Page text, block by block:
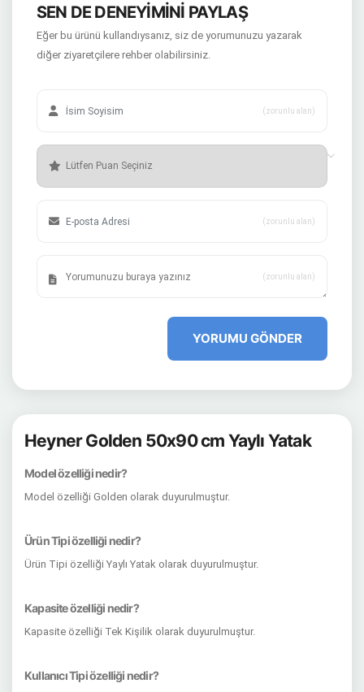
SEN DE DENEYİMİNİ PAYLAŞ
Eğer bu ürünü kullandıysanız, siz de yorumunuzu yazarak
diğer ziyaretçilere rehber olabilirsiniz.
(zorunlu alan)
(zorunlu alan)
(zorunlu alan)
YORUMU GÖNDER
Heyner Golden 50x90 cm Yaylı Yatak
Model özelliği nedir?
Model özelliği Golden olarak duyurulmuştur.
Ürün Tipi özelliği nedir?
Ürün Tipi özelliği Yaylı Yatak olarak duyurulmuştur.
Kapasite özelliği nedir?
Kapasite özelliği Tek Kişilik olarak duyurulmuştur.
Kullanıcı Tipi özelliği nedir?